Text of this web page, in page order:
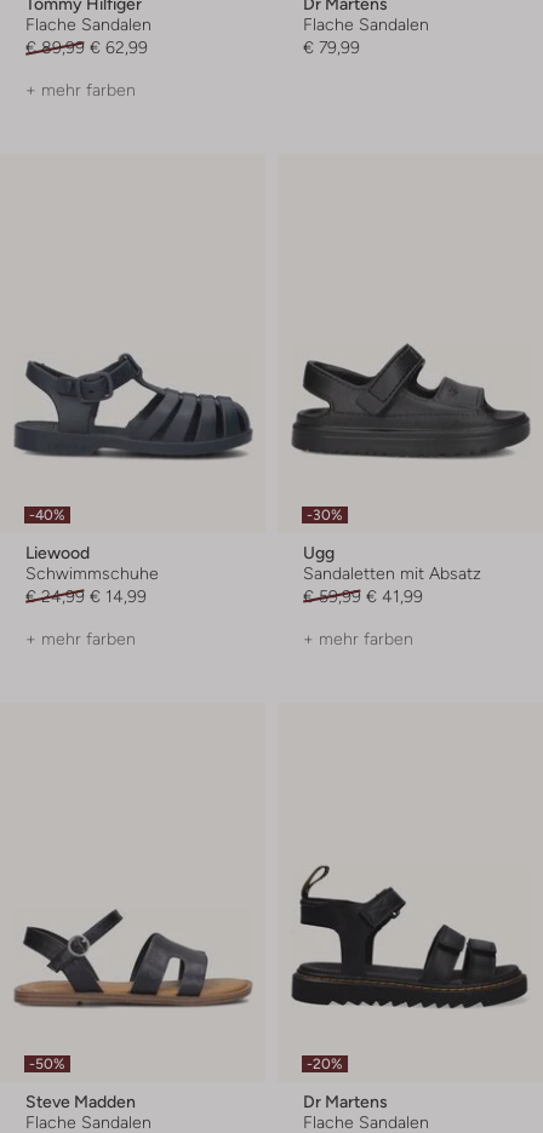
Flache Sandalen
€ 89,99 € 62,99
+ mehr farben
Flache Sandalen
€ 79,99
-40%
Liewood
Schwimmschuhe
€ 24,99 € 14,99
+ mehr farben
-30%
Ugg
Sandaletten mit Absatz
€ 59,99 € 41,99
+ mehr farben
-50%
Steve Madden
Flache Sandalen
-20%
Dr Martens
Flache Sandalen